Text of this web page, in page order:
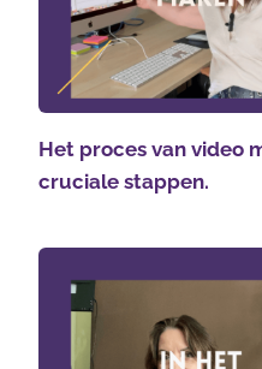
Het proces van video
cruciale stappen.